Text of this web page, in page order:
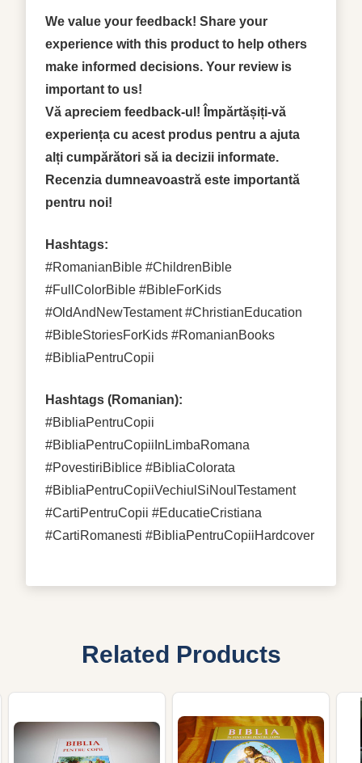
We value your feedback! Share your
experience with this product to help others
make informed decisions. Your review is
important to us!
Vă apreciem feedback-ul! Împărtășiți-vă
experiența cu acest produs pentru a ajuta
alți cumpărători să ia decizii informate.
Recenzia dumneavoastră este importantă
pentru noi!
Hashtags:
#RomanianBible #ChildrenBible
#FullColorBible #BibleForKids
#OldAndNewTestament #ChristianEducation
#BibleStoriesForKids #RomanianBooks
#BibliaPentruCopii
Hashtags (Romanian):
#BibliaPentruCopii
#BibliaPentruCopiiInLimbaRomana
#PovestiriBiblice #BibliaColorata
#BibliaPentruCopiiVechiulSiNoulTestament
#CartiPentruCopii #EducatieCristiana
#CartiRomanesti #BibliaPentruCopiiHardcover
Related Products